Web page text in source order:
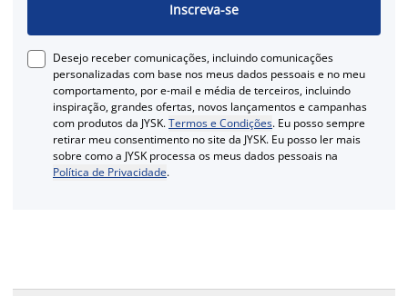
Inscreva-se
Desejo receber comunicações, incluindo comunicações
personalizadas com base nos meus dados pessoais e no meu
comportamento, por e-mail e média de terceiros, incluindo
inspiração, grandes ofertas, novos lançamentos e campanhas
com produtos da JYSK.Termos e Condições. Eu posso sempre
retirar meu consentimento no site da JYSK. Eu posso ler mais
sobre como a JYSK processa os meus dados pessoais na
Política de Privacidade.